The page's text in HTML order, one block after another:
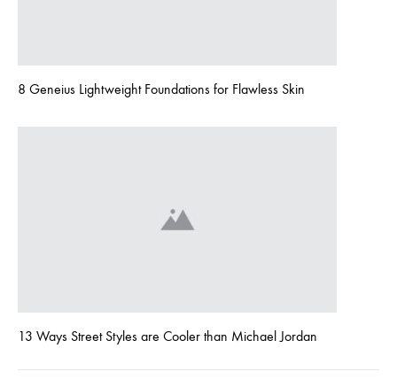
8 Geneius Lightweight Foundations for Flawless Skin
13 Ways Street Styles are Cooler than Michael Jordan